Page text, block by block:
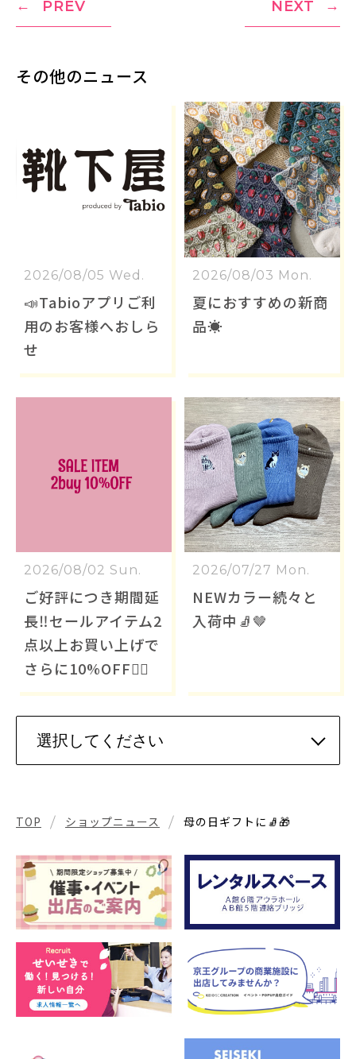
PREV NEXT
その他のニュース
2026/08/05 Wed.
📣Tabioアプリご利
用のお客様へおしら
せ
2026/08/03 Mon.
夏におすすめの新商
品☀️
2026/08/02 Sun.
ご好評につき期間延
長‼️セールアイテム2
点以上お買い上げで
さらに10%OFF❤️‍🔥
2026/07/27 Mon.
NEWカラー続々と
入荷中🧦🤎
TOP ショップニュース 母の日ギフトに🧦🎁